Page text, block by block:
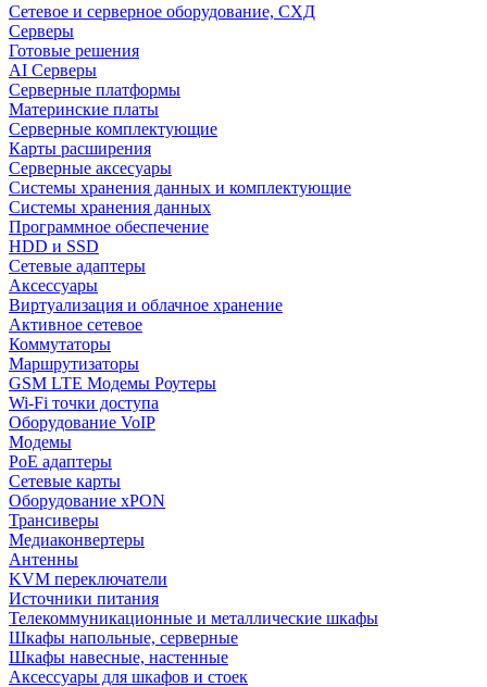
Сетевое и серверное оборудование, СХД
Cерверы
Готовые решения
AI Серверы
Серверные платформы
Материнские платы
Серверные комплектующие
Карты расширения
Серверные аксесуары
Системы хранения данных и комплектующие
Системы хранения данных
Программное обеспечение
HDD и SSD
Сетевые адаптеры
Аксессуары
Виртуализация и облачное хранение
Активное сетевое
Коммутаторы
Маршрутизаторы
GSM LTE Модемы Роутеры
Wi-Fi точки доступа
Оборудование VoIP
Модемы
PoE адаптеры
Сетевые карты
Оборудование xPON
Трансиверы
Медиаконвертеры
Антенны
KVM переключатели
Источники питания
Телекоммуникационные и металлические шкафы
Шкафы напольные, серверные
Шкафы навесные, настенные
Аксессуары для шкафов и стоек